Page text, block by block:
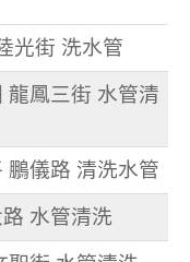
光街 洗水管
龍鳳三街 水管清
鵬儀路 清洗水管
水管清洗